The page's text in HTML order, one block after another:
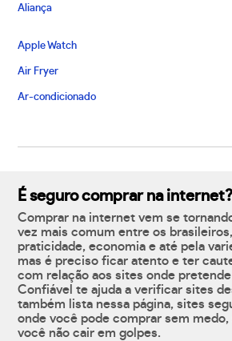
Aliança
Apple Watch
Air Fryer
Ar-condicionado
É seguro comprar na internet?
Comprar na internet vem se
vez mais comum entre os
praticidade, economia e até pela
mas é preciso ficar atento e ter
com relação aos sites onde
Confiável te ajuda a verificar sites
também lista nessa página, sites
onde você pode comprar sem medo,
você não cair em golpes.